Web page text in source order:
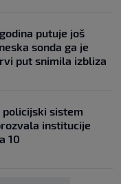
putuje još
sonda ga je
put snimila izbliza
sistem
institucije
10